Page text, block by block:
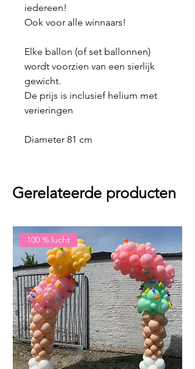
iedereen!
Ook voor alle winnaars!
Elke ballon (of set ballonnen)
wordt voorzien van een sierlijk
gewicht.
De prijs is inclusief helium met
verieringen
Diameter 81 cm
Gerelateerde producten
100 % lucht